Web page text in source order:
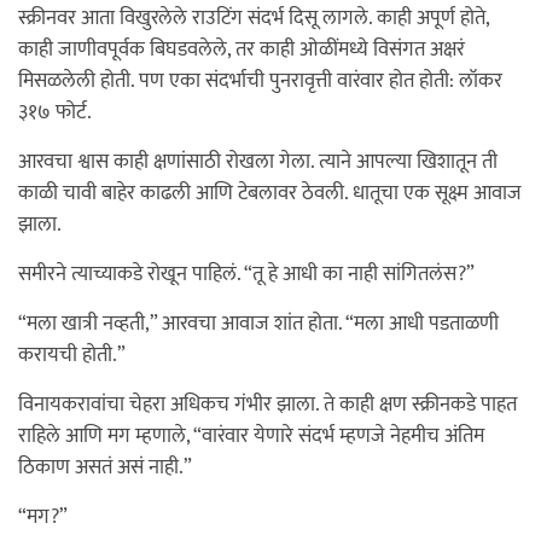
स्क्रीनवर आता विखुरलेले राउटिंग संदर्भ दिसू लागले. काही अपूर्ण होते,
काही जाणीवपूर्वक बिघडवलेले, तर काही ओळींमध्ये विसंगत अक्षरं
मिसळलेली होती. पण एका संदर्भाची पुनरावृत्ती वारंवार होत होती: लॉकर
३१७ फोर्ट.
आरवचा श्वास काही क्षणांसाठी रोखला गेला. त्याने आपल्या खिशातून ती
काळी चावी बाहेर काढली आणि टेबलावर ठेवली. धातूचा एक सूक्ष्म आवाज
झाला.
समीरने त्याच्याकडे रोखून पाहिलं. “तू हे आधी का नाही सांगितलंस?”
“मला खात्री नव्हती,” आरवचा आवाज शांत होता. “मला आधी पडताळणी
करायची होती.”
विनायकरावांचा चेहरा अधिकच गंभीर झाला. ते काही क्षण स्क्रीनकडे पाहत
राहिले आणि मग म्हणाले, “वारंवार येणारे संदर्भ म्हणजे नेहमीच अंतिम
ठिकाण असतं असं नाही.”
“मग?”